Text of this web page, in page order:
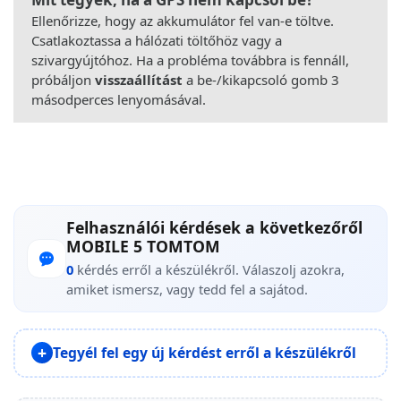
Ellenőrizze, hogy az akkumulátor fel van-e töltve.
Csatlakoztassa a hálózati töltőhöz vagy a
szivargyújtóhoz. Ha a probléma továbbra is fennáll,
próbáljon visszaállítást a be-/kikapcsoló gomb 3
másodperces lenyomásával.
Felhasználói kérdések a következőről
MOBILE 5 TOMTOM
0 kérdés erről a készülékről. Válaszolj azokra,
amiket ismersz, vagy tedd fel a sajátod.
Tegyél fel egy új kérdést erről a készülékről